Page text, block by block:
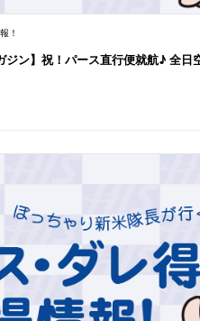
！
ジン】祝！パース直行便就航♪ 全日